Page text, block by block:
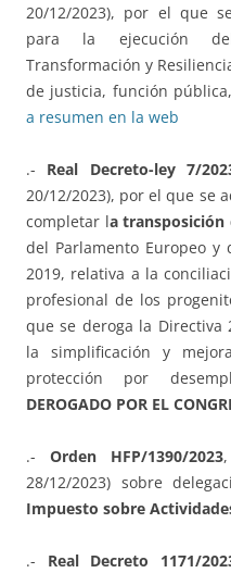
20/12/2023), por el que
para la ejecución
Transformación y
de justicia, función
a resumen en la web
.- Real Decreto-ley 7/
20/12/2023), por el que se
completar la transposición
del Parlamento Europeo
2019, relativa a la
profesional de los
que se deroga la Directiva
la simplificación y
protección por
DEROGADO POR EL
.- Orden HFP/1390/2023
28/12/2023) sobre
Impuesto sobre
.- Real Decreto 1171/